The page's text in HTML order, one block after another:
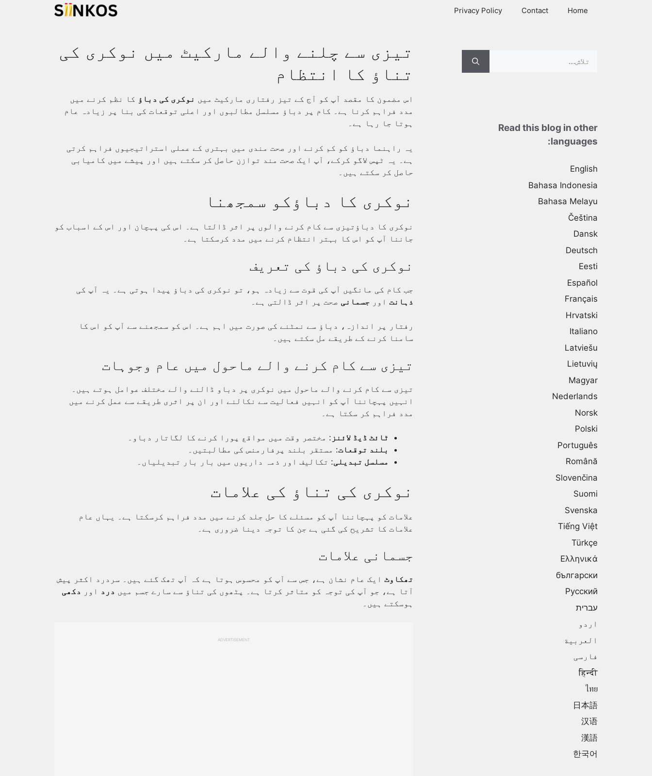
Home
Contact
Privacy Policy
تیزی سے چلنے والے مارکیٹ میں نوکری کی
تناؤ کا انتظام
اس مضمون کا مقصد آپ کو آج کے تیز رفتاری مارکیٹ میں نوکری کی دباؤ کا نظم کرنے میں
مدد فراہم کرنا ہے۔ کام پر دباؤ مسلسل مطالبوں اور اعلی توقعات کی بنا پر زیادہ عام
ہوتا جا رہا ہے۔
یہ راہنما دباؤ کو کم کرنے اور صحت مندی میں بہتری کے عملی استراتیجیوں فراہم کرتی
ہے۔ یہ ٹپس لاگو کرکے، آپ ایک صحت مند توازن حاصل کر سکتے ہیں اور پیشے میں کامیابی
حاصل کر سکتے ہیں۔
نوکری کا دباؤکو سمجھنا
نوکری کا دباؤتیزی سے کام کرنے والوں پر اثر ڈالتا ہے۔ اس کی پہچان اور اس کے اسباب کو
جاننا آپ کو اس کا بہتر انتظام کرنے میں مدد کرسکتا ہے۔
نوکری کی دباؤ کی تعریف
جب کام کی مانگیں آپ کی قوت سے زیادہ ہو، تو نوکری کی دباؤ پیدا ہوتی ہے۔ یہ آپ کی
ذہانت اور جسمانی صحت پر اثر ڈالتی ہے۔
رفتار پر اندازہ، دباؤ سے نمٹنے کی صورت میں اہم ہے۔ اس کو سمجھنے سے آپ کو اس کا
سامنا کرنے کے طریقے مل سکتے ہیں۔
تیزی سے کام کرنے والے ماحول میں عام وجوہات
تیزی سے کام کرنے والے ماحول میں نوکری پر دباو ڈالنے والے مختلف عوامل ہوتے ہیں۔
انہیں پہچاننا آپ کو انہیں فعالیت سے نکالنے اور ان پر اثری طریقے سے عمل کرنے میں
مدد فراہم کر سکتا ہے۔
ٹائٹ ڈیڈ لائنز : مختصر وقت میں مواقع پورا کرنے کا لگاتار دباو۔
بلند توقعات: مستقر بلند پرفارمنس کی مطالبتیں۔
مسلسل تبدیلی: تکالیف اور ذمہ داریوں میں بار بار تبدیلیاں۔
نوکری کی تناؤ کی علامات
علامات کو پہچاننا آپ کو مسئلے کا حل جلد کرنے میں مدد فراہم کرسکتا ہے۔ یہاں عام
علامات کا تشریح کی گئی ہے جن کا توجہ دینا ضروری ہے۔
جسمانی علامات
تھکاوٹ ایک عام نشان ہے، جس سے آپ کو محسوس ہوتا ہے کہ آپ تھک گئے ہیں۔ سردرد اکثر پیش
آتا ہے، جو آپ کی توجہ کو متاثر کرتا ہے۔ پٹھوں کی تناؤ سے سارے جسم میں درد اور دکھی
ہوسکتے ہیں۔
ADVERTISEMENT
Read this blog in other
languages:
English
Bahasa Indonesia
Bahasa Melayu
Čeština
Dansk
Deutsch
Eesti
Español
Français
Hrvatski
Italiano
Latviešu
Lietuvių
Magyar
Nederlands
Norsk
Polski
Português
Română
Slovenčina
Suomi
Svenska
Tiếng Việt
Türkçe
Ελληνικά
български
Русский
עברית
اردو
العربية
فارسی
हिन्दी
ไทย
日本語
汉语
漢語
한국어